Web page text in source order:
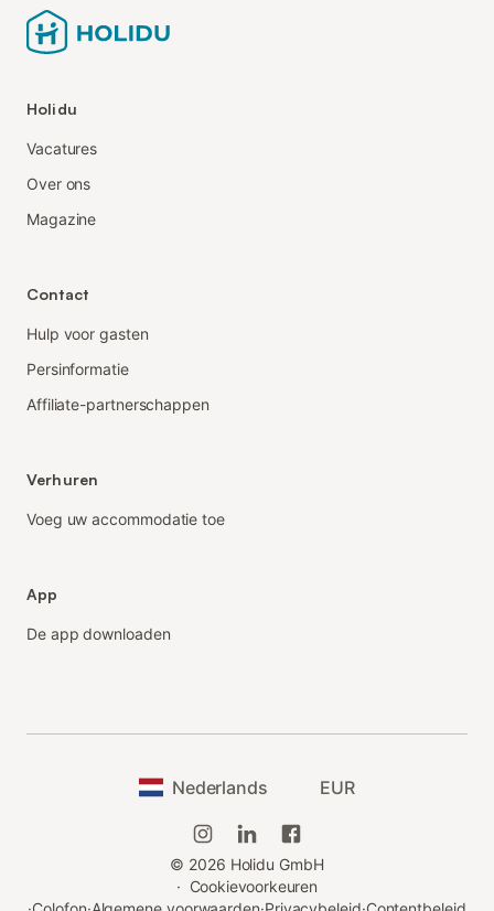
Holidu
Vacatures
Over ons
Magazine
Contact
Hulp voor gasten
Persinformatie
Affiliate-partnerschappen
Verhuren
Voeg uw accommodatie toe
App
De app downloaden
Nederlands EUR
© 2026 Holidu GmbH
· Cookievoorkeuren